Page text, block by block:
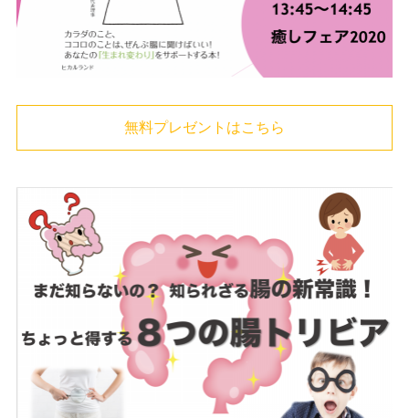
無料プレゼントはこちら